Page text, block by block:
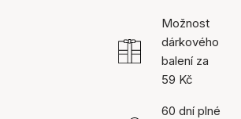
Možnost
dárkového
balení za
59 Kč
60 dní plné